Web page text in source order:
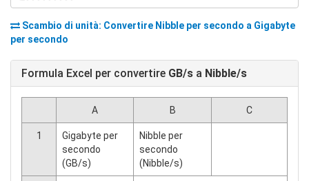
Scambio di unità: Convertire Nibble per secondo a Gigabyte
per secondo
Formula Excel per convertire GB/s a Nibble/s
A B C
1
Gigabyte per
secondo
(GB/s)
Nibble per
secondo
(Nibble/s)